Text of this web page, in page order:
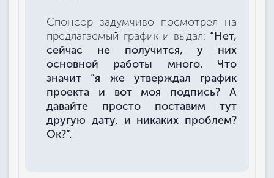
Спонсор задумчиво посмотрел на
предлагаемый график и выдал: “Нет,
сейчас не получится, у них
основной работы много. Что
значит “я же утверждал график
проекта и вот моя подпись? А
давайте просто поставим тут
другую дату, и никаких проблем?
Ок?”.